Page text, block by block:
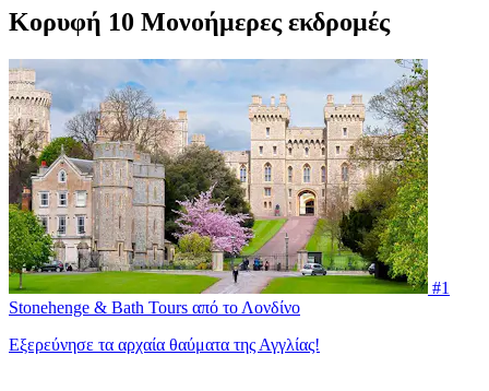
Κορυφή 10 Μονοήμερες εκδρομές
#1
Stonehenge & Bath Tours από το Λονδίνο
Εξερεύνησε τα αρχαία θαύματα της Αγγλίας!